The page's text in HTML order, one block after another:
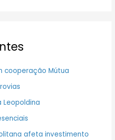
cooperação Mútua
afeta investimento